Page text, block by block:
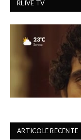
RLIVE TV
ARTICOLE RECENTE